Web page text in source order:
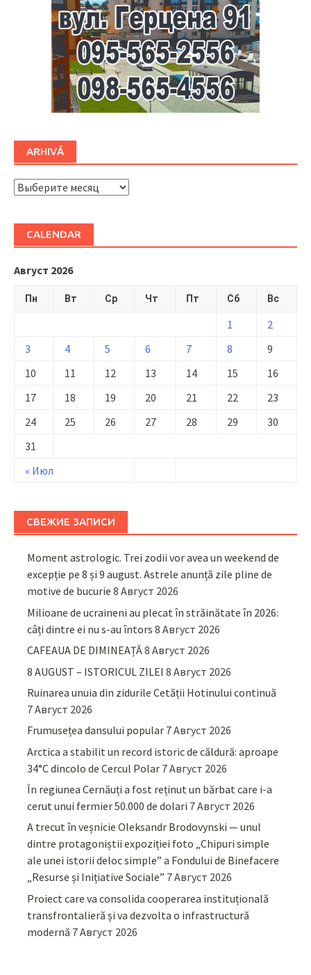
ARHIVĂ
ARHIVĂ
CALENDAR
Август 2026
Пн Вт Ср Чт Пт Сб Вс
« Июл
1
2
3
4 5 6 7 8
9
10
11 12 13 14 15
16
17
18 19 20 21 22
23
24
25 26 27 28 29
30
31
СВЕЖИЕ ЗАПИСИ
Moment astrologic. Trei zodii vor avea un weekend de
excepție pe 8 și 9 august. Astrele anunță zile pline de
motive de bucurie 8 Август 2026
Milioane de ucraineni au plecat în străinătate în 2026:
câți dintre ei nu s-au întors 8 Август 2026
CAFEAUA DE DIMINEAȚĂ8 Август 2026
8 AUGUST – ISTORICUL ZILEI 8 Август 2026
Ruinarea unuia din zidurile Cetății Hotinului continuă
7 Август 2026
Frumusețea dansului popular 7 Август 2026
Arctica a stabilit un record istoric de căldură: aproape
34°C dincolo de Cercul Polar 7 Август 2026
În regiunea Cernăuți a fost reținut un bărbat care i-a
cerut unui fermier 50.000 de dolari 7 Август 2026
A trecut în veșnicie Oleksandr Brodovynski — unul
dintre protagoniștii expoziției foto „Chipuri simple
ale unei istorii deloc simple” a Fondului de Binefacere
„Resurse și Inițiative Sociale” 7 Август 2026
Proiect care va consolida cooperarea instituțională
transfrontalieră și va dezvolta o infrastructură
modernă 7 Август 2026